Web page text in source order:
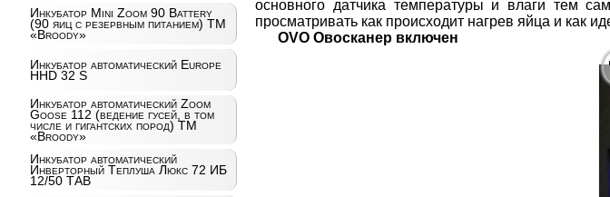
Инкубатор Mini Zoom 90 Battery
(90 яиц с резервным питанием) ТМ
«Broody»
Инкубатор автоматический Europe
HHD 32 S
Инкубатор автоматический Zoom
Goose 112 (ведение гусей, в том
числе и гигантских пород) ТМ
«Broody»
Инкубатор автоматический
Инверторный Теплуша Люкс 72 ИБ
12/50 ТАВ
основного датчика температуры и влаги тем
просматривать как происходит нагрев яйца и как
OVO Овосканер включен